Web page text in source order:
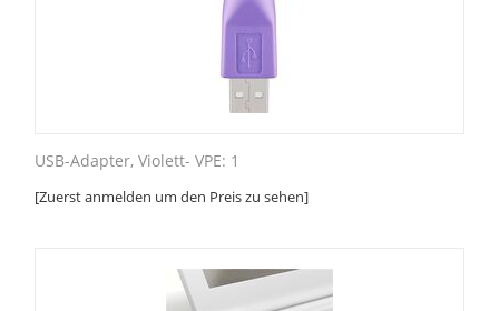
USB-Adapter, Violett- VPE: 1
[Zuerst anmelden um den Preis zu sehen]